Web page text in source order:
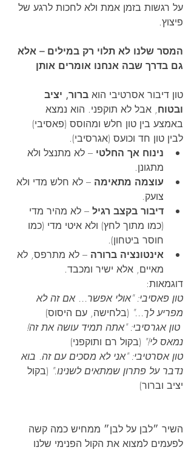
על רגשות בזמן אמת ולא לחכות לרגע של
פיצוץ.
המסר שלנו לא תלוי רק במילים – אלא
גם בדרך שבה אנחנו אומרים אותן
טון דיבור אסרטיבי הוא ברור, יציב
ובטוח, אבל לא תוקפני. הוא נמצא
באמצע בין טון חלש ומהוסס (פאסיבי)
לבין טון חד וכועס (אגרסיבי).
נינוח אך החלטי – לא מתנצל ולא
מתגונן.
עוצמה מתאימה – לא חלש מדי ולא
צועק.
דיבור בקצב רגיל – לא מהיר מדי
(כמו מתוך לחץ) ולא איטי מדי (כמו
חוסר ביטחון).
אינטונציה ברורה – לא מתרפס, לא
מאיים, אלא ישיר ומכבד.
דוגמאות:
טון פאסיבי: "אולי אפשר... אם זה לא
מפריע לך..." (בלחישה, עם היסוס)
טון אגרסיבי: "אתה תמיד עושה את זה!
נמאס לי!" (בקול רם ותוקפני)
טון אסרטיבי: "אני לא מסכים עם זה. בוא
נדבר על פתרון שמתאים לשנינו." (בקול
יציב וברור)
השיר ״לבן על לבן״ ממחיש כמה קשה
לפעמים למצוא את הקול הפנימי שלנו